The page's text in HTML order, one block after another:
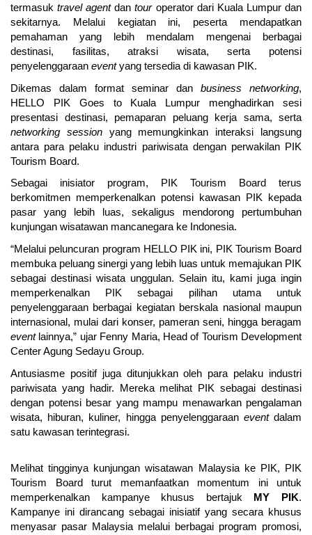
termasuk travel agent dan tour operator dari Kuala Lumpur dan
sekitarnya. Melalui kegiatan ini, peserta mendapatkan
pemahaman yang lebih mendalam mengenai berbagai
destinasi, fasilitas, atraksi wisata, serta potensi
penyelenggaraan event yang tersedia di kawasan PIK.
Dikemas dalam format seminar dan business networking,
HELLO PIK Goes to Kuala Lumpur menghadirkan sesi
networking session yang memungkinkan interaksi langsung
antara para pelaku industri pariwisata dengan perwakilan PIK
Tourism Board.
Sebagai inisiator program, PIK Tourism Board terus
berkomitmen memperkenalkan potensi kawasan PIK kepada
pasar yang lebih luas, sekaligus mendorong pertumbuhan
kunjungan wisatawan mancanegara ke Indonesia.
“Melalui peluncuran program HELLO PIK ini, PIK Tourism Board
membuka peluang sinergi yang lebih luas untuk memajukan PIK
sebagai destinasi wisata unggulan. Selain itu, kami juga ingin
memperkenalkan PIK sebagai pilihan utama untuk
penyelenggaraan berbagai kegiatan berskala nasional maupun
event lainnya,” ujar Fenny Maria, Head of Tourism Development
Center Agung Sedayu Group.
Antusiasme positif juga ditunjukkan oleh para pelaku industri
pariwisata yang hadir. Mereka melihat PIK sebagai destinasi
dengan potensi besar yang mampu menawarkan pengalaman
wisata, hiburan, kuliner, hingga penyelenggaraan event dalam
satu kawasan terintegrasi.
Melihat tingginya kunjungan wisatawan Malaysia ke PIK, PIK
Tourism Board turut memanfaatkan momentum ini untuk
memperkenalkan kampanye khusus bertajuk MY PIK.
Kampanye ini dirancang sebagai inisiatif yang secara khusus
menyasar pasar Malaysia melalui berbagai program promosi,